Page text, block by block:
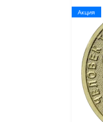
Акция